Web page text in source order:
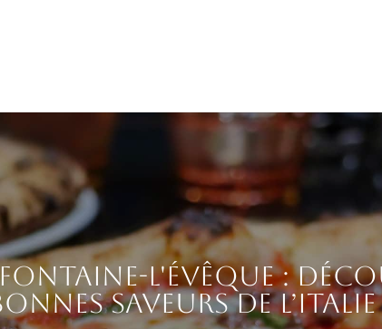
l'Évêque :
saveurs de l’Italie